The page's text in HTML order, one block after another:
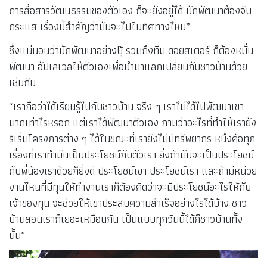
การสื่อสารวัฒนธรรมของตัวเอง ก็จะยังอยู่ได้ นักพัฒนาต้องจับ
กระแส เรื่องนี้สำคัญว่ามันจะไปในทิศทางไหน”
ซึ่งแน่นอนว่านักพัฒนาอย่างปุ๊ รวมถึงทีม ดอยสเตอร์ ก็ต้องหมั่น
พัฒนา อัปเลเวลให้ตัวเองเพื่อนำมาแลกเปลี่ยนกับชาวบ้านด้วย
เช่นกัน
“เราถือว่าได้เรียนรู้ไปกับชาวบ้าน จริง ๆ เราไม่ได้ไปพัฒนาเขา
มากเท่าไรหรอก แต่เราได้พัฒนาตัวเอง ถามว่าอะไรที่ทำให้เรายัง
ริเริ่มโครงการต่าง ๆ ได้ในขณะที่เรายังไม่มีทรัพยากร หนึ่งคือทุก
เรื่องที่เราทำมันเป็นประโยชน์กับตัวเรา ยิ่งถ้ามันจะเป็นประโยชน์
กับพี่น้องเราด้วยก็ยิ่งดี ประโยชน์เขา ประโยชน์เรา และถ้ามีหน่วย
งานไหนที่มีทุนให้ทำงานเราก็ต้องคิดว่าจะมีประโยชน์อะไรให้กับ
เจ้าของทุน จะช่วยให้เขาประสบความสำเร็จอย่างไรได้บ้าง ชาว
บ้านสอนเราก็เยอะเหมือนกัน เป็นแบบทุกวันนี้ได้ก็ชาวบ้านทั้ง
นั้น”